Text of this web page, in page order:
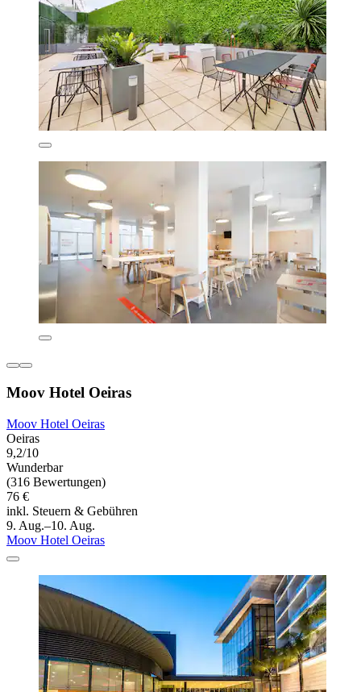
Moov Hotel Oeiras
Moov Hotel Oeiras
Oeiras
9,2/10
Wunderbar
(316 Bewertungen)
76 €
inkl. Steuern & Gebühren
9. Aug.–10. Aug.
Moov Hotel Oeiras